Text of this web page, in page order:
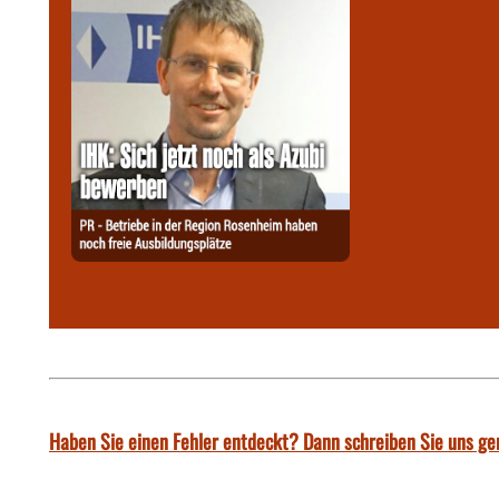
Haben Sie einen Fehler entdeckt? Dann schreiben Sie uns